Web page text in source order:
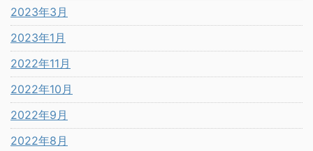
2023年3月
2023年1月
2022年11月
2022年10月
2022年9月
2022年8月